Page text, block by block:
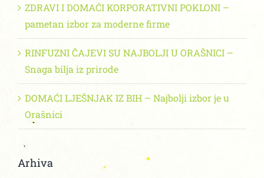
ZDRAVI I DOMAĆI KORPORATIVNI POKLONI –
pametan izbor za moderne firme
RINFUZNI ČAJEVI SU NAJBOLJI U ORAŠNICI –
Snaga bilja iz prirode
DOMAĆI LJEŠNJAK IZ BIH – Najbolji izbor je u
Orašnici
Arhiva